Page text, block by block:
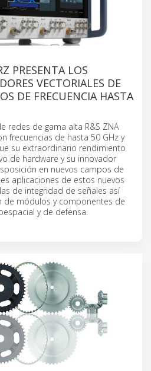
PRESENTA LOS
VECTORIALES DE
DE FRECUENCIA HASTA
redes de gama alta R&S ZNA
frecuencias de hasta 50 GHz y
su extraordinario rendimiento
de hardware y su innovador
en nuevos campos de
aplicaciones de estos nuevos
de integridad de señales así
de módulos y componentes de
y de defensa.